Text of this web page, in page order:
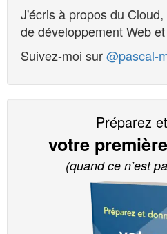
J'écris à propos du
de développement Web
Suivez-moi sur@pascal-
Préparez
votre
(quand ce n’est